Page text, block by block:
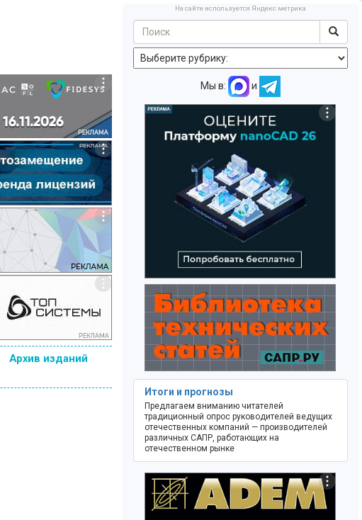
Архив изданий
На сайте используется Яндекс метрика
Мы в: и
Итоги и прогнозы
Предлагаем вниманию читателей
традиционный опрос руководителей ведущих
отечественных компаний — производителей
различных САПР, работающих на
отечественном рынке